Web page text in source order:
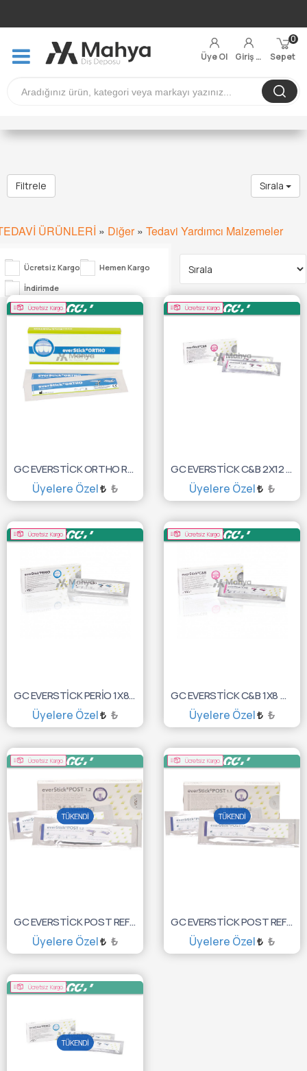
Üye Ol Giriş Yap Sepet
0
Filtrele Sırala
ÜRÜNLERİ » Diğer» Tedavi Yardımcı Malzemeler
Ücretsiz Kargo
Hemen Kargo
İndirimde
Ücretsiz Kargo
GC EVERSTİCK ORTHO REFİL 2X12 CM 10003426
Üyelere Özel ₺
SEPETE EKLE
Ücretsiz Kargo
GC EVERSTİCK C&B 2X12 CM 10003435
Üyelere Özel ₺
SEPETE EKLE
Ücretsiz Kargo
GC EVERSTİCK PERİO 1X8CM 10003434
Üyelere Özel ₺
SEPETE EKLE
Ücretsiz Kargo
GC EVERSTİCK C&B 1X8 CM 10003436
Üyelere Özel ₺
SEPETE EKLE
Ücretsiz Kargo
GC EVERSTİCK POST REFİLL 10X1.2 10003431
Üyelere Özel ₺
TÜKENDİ :(
Ücretsiz Kargo
GC EVERSTİCK POST REFİLL 10X1.5 10003432
Üyelere Özel ₺
Ücretsiz Kargo